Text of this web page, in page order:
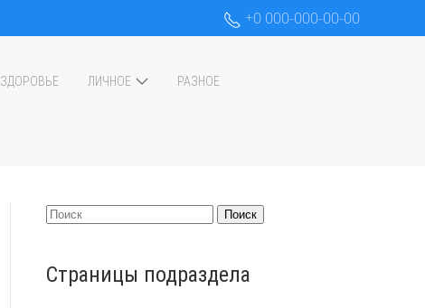
+0 000-000-00-00
ЗДОРОВЬЕ ЛИЧНОЕ РАЗНОЕ
Страницы подраздела